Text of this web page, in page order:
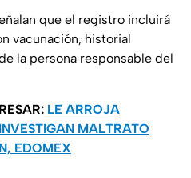
que el registro incluirá
vacunación, historial
la persona responsable del
LE ARROJA
MALTRATO
EDOMEX